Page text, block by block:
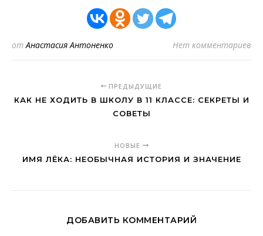
отАнастасия Антоненко Нет комментариев
ПРЕДЫДУЩИЕ
КАК НЕ ХОДИТЬ В ШКОЛУ В 11 КЛАССЕ: СЕКРЕТЫ И
СОВЕТЫ
НОВЫЕ
ИМЯ ЛЁКА: НЕОБЫЧНАЯ ИСТОРИЯ И ЗНАЧЕНИЕ
ДОБАВИТЬ КОММЕНТАРИЙ